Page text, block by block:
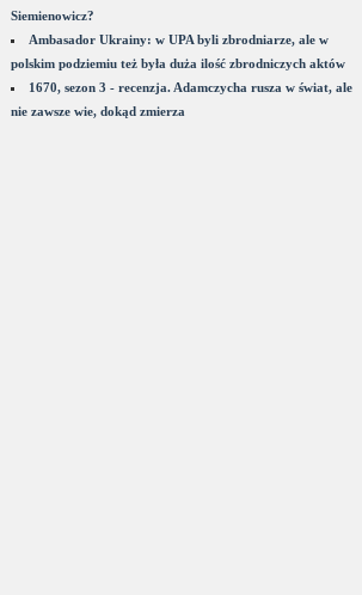
Siemienowicz?
Ambasador Ukrainy: w UPA byli zbrodniarze, ale w
polskim podziemiu też była duża ilość zbrodniczych aktów
1670, sezon 3 - recenzja. Adamczycha rusza w świat, ale
nie zawsze wie, dokąd zmierza